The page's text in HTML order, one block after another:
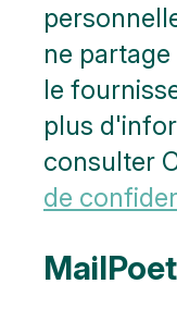
ne
le
plus
consulter
de
MailPoet